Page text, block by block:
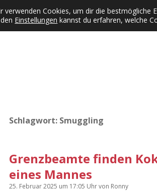
Kategorien Dropdown-Menü öffnen
KFMW-Disco Dates
Schlagwort: Smuggling
Grenzbeamte finden
eines Mannes
25. Februar 2025 um 17:05 Uhrvon Ronny
verwenden Cookies, um dir die bestmögliche
Einstellungen kannst du erfahren, welche